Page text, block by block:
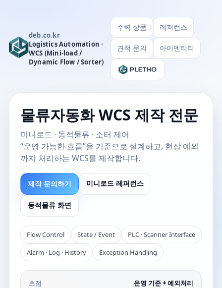
deb.co.kr
Logistics Automation ·
WCS (Mini-load /
Dynamic Flow / Sorter)
주력 상품 레퍼런스
견적 문의 아이덴티티
물류자동화 WCS 제작 전문
미니로드 · 동적물류 · 소터 제어
“운영 가능한 흐름”을 기준으로 설계하고, 현장 예외
까지 처리하는 WCS를 제작합니다.
제작 문의하기 미니로드 레퍼런스
동적물류 화면
Flow Control State / Event
PLC · Scanner Interface
Alarm · Log · History
Exception Handling
초점
운영 기준 + 예외처리